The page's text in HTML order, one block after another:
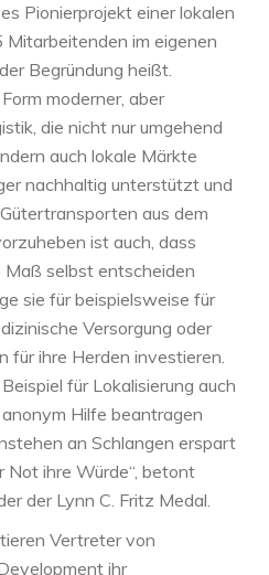
Pionierprojekt einer lokalen
im eigenen
Begründung heißt.
moderner, aber
die nicht nur umgehend
auch lokale Märkte
nachhaltig unterstützt und
aus dem
ist auch, dass
selbst entscheiden
sie für beispielsweise für
Versorgung oder
für ihre Herden investieren.
für Lokalisierung auch
Hilfe beantragen
an Schlangen erspart
Not ihre Würde“, betont
der Lynn C. Fritz Medal.
Vertreter von
ihr